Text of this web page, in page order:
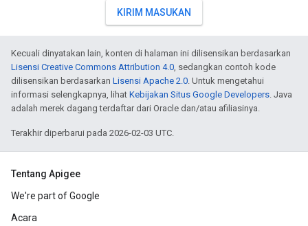
KIRIM MASUKAN
Kecuali dinyatakan lain, konten di halaman ini dilisensikan berdasarkan
Lisensi Creative Commons Attribution 4.0, sedangkan contoh kode
dilisensikan berdasarkan Lisensi Apache 2.0. Untuk mengetahui
informasi selengkapnya, lihat Kebijakan Situs Google Developers. Java
adalah merek dagang terdaftar dari Oracle dan/atau afiliasinya.
Terakhir diperbarui pada 2026-02-03 UTC.
Tentang Apigee
We're part of Google
Acara